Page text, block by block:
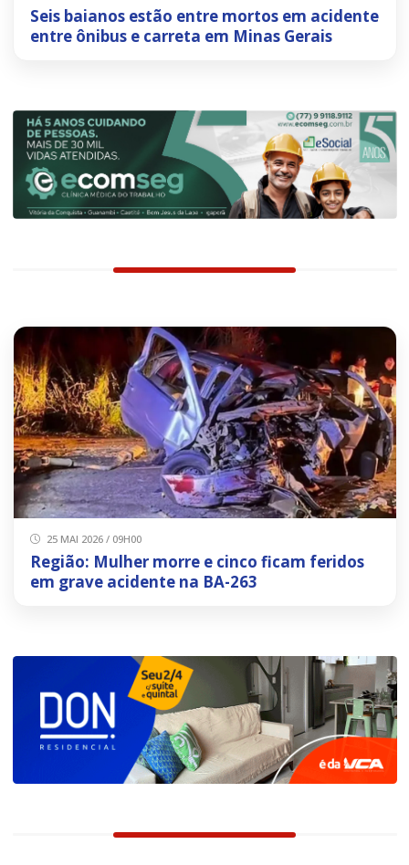
Seis baianos estão entre mortos em acidente
entre ônibus e carreta em Minas Gerais
25 MAI 2026 / 09H00
Região: Mulher morre e cinco ficam feridos
em grave acidente na BA-263